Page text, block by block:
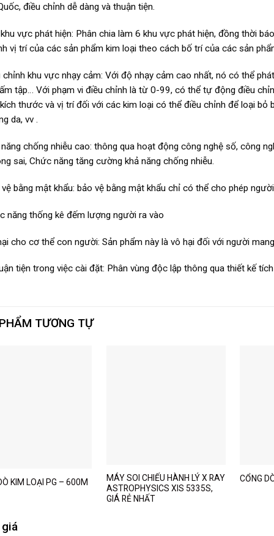
điều chỉnh dễ dàng và thuận tiện.
vực phát hiện: Phân chia làm 6 khu vực phát hiện, đồng thời
vị trí của các sản phẩm kim loại theo cách bố trí của các sản
khu vực nhạy cảm: Với độ nhạy cảm cao nhất, nó có thể
tập… Với phạm vi điều chỉnh là từ 0-99, có thể tự động điều
thước và vị trí đối với các kim loại có thể điều chỉnh để loại
da, vv .
chống nhiễu cao: thông qua hoạt động công nghệ số, công
sai, Chức năng tăng cường khả năng chống nhiễu.
bằng mật khẩu: bảo vệ bằng mật khẩu chỉ có thể cho phép
năng thống kê đếm lượng người ra vào
cho cơ thể con người: Sản phẩm này là vô hại đối với người
tiện trong việc cài đặt: Phân vùng độc lập thông qua thiết kế
TƯƠNG TỰ
KIM LOẠI PG – 600M
MÁY SOI CHIẾU HÀNH LÝ X RAY
ASTROPHYSICS XIS 5335S,
GIÁ RẺ NHẤT
CỔNG